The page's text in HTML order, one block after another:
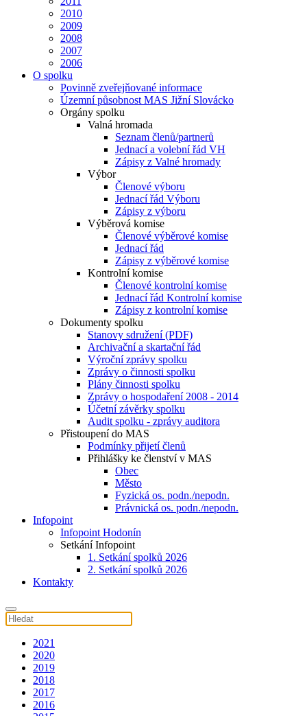
2010
2009
2008
2007
2006
O spolku
Povinně zveřejňované informace
Územní působnost MAS Jižní Slovácko
Orgány spolku
Valná hromada
Seznam členů/partnerů
Jednací a volební řád VH
Zápisy z Valné hromady
Výbor
Členové výboru
Jednací řád Výboru
Zápisy z výboru
Výběrová komise
Členové výběrové komise
Jednací řád
Zápisy z výběrové komise
Kontrolní komise
Členové kontrolní komise
Jednací řád Kontrolní komise
Zápisy z kontrolní komise
Dokumenty spolku
Stanovy sdružení (PDF)
Archivační a skartační řád
Výroční zprávy spolku
Zprávy o činnosti spolku
Plány činnosti spolku
Zprávy o hospodaření 2008 - 2014
Účetní závěrky spolku
Audit spolku - zprávy auditora
Přistoupení do MAS
Podmínky přijetí členů
Přihlášky ke členství v MAS
Obec
Město
Fyzická os. podn./nepodn.
Právnická os. podn./nepodn.
Infopoint
Infopoint Hodonín
Setkání Infopoint
1. Setkání spolků 2026
2. Setkání spolků 2026
Kontakty
2021
2020
2019
2018
2017
2016